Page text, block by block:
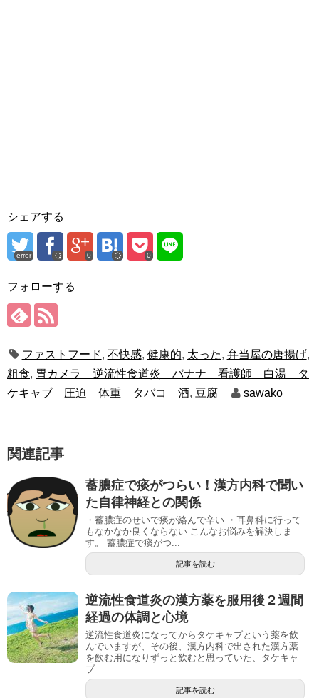
シェアする
error 0 0
フォローする
ファストフード, 不快感, 健康的, 太った, 弁当屋の唐揚げ,
粗食, 胃カメラ 逆流性食道炎 バナナ 看護師 白湯 タ
ケキャブ 圧迫 体重 タバコ 酒, 豆腐 sawako
関連記事
蓄膿症で痰がつらい！漢方内科で聞い
た自律神経との関係
・蓄膿症のせいで痰が絡んで辛い ・耳鼻科に行って
もなかなか良くならない こんなお悩みを解決しま
す。 蓄膿症で痰がつ...
記事を読む
逆流性食道炎の漢方薬を服用後２週間
経過の体調と心境
逆流性食道炎になってからタケキャブという薬を飲
んでいますが、その後、漢方内科で出された漢方薬
を飲む用になりずっと飲むと思っていた、タケキャ
ブ...
記事を読む